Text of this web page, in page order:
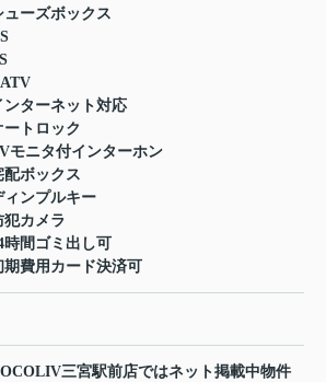
ューズボックス
ンターネット対応
ートロック
モニタ付インターホン
配ボックス
ィンプルキー
犯カメラ
時間ゴミ出し可
期費用カード決済可
三宮駅前店ではネット掲載中物件